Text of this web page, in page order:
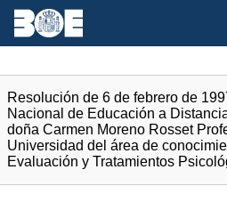
Resolución de 6 de febrero de
Nacional de Educación a
doña Carmen Moreno Rosset
Universidad del área de
Evaluación y Tratamientos